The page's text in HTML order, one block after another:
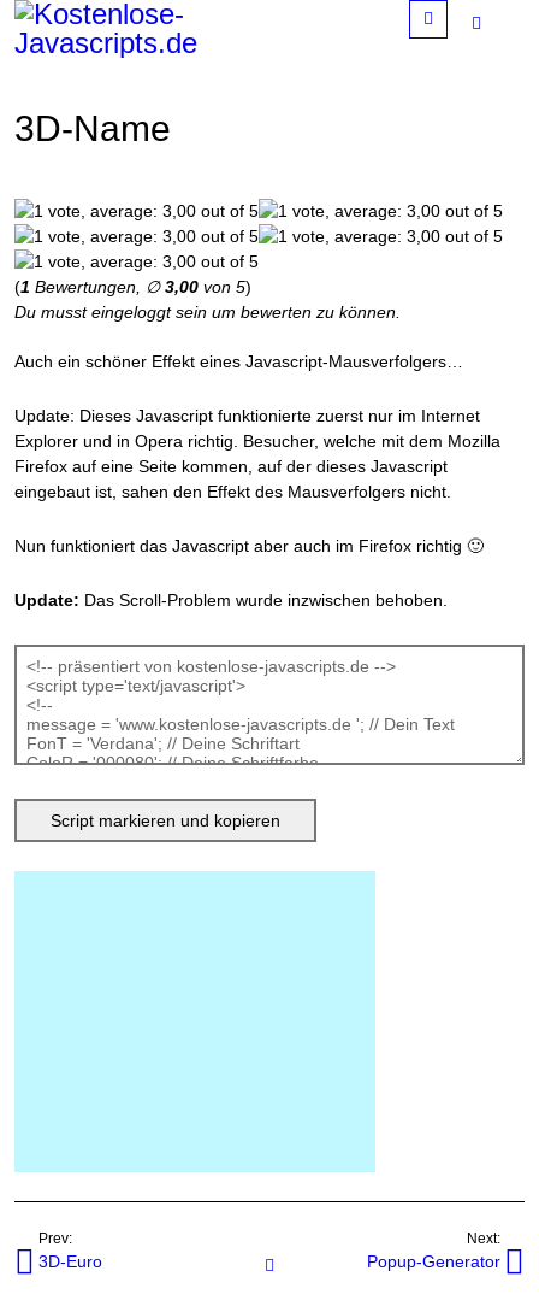
Menu
3D-Name
(1 Bewertungen, ∅3,00 von 5)
Du musst eingeloggt sein um bewerten zu können.
Auch ein schöner Effekt eines Javascript-Mausverfolgers…
Update: Dieses Javascript funktionierte zuerst nur im Internet
Explorer und in Opera richtig. Besucher, welche mit dem Mozilla
Firefox auf eine Seite kommen, auf der dieses Javascript
eingebaut ist, sahen den Effekt des Mausverfolgers nicht.
Nun funktioniert das Javascript aber auch im Firefox richtig 🙂
Update: Das Scroll-Problem wurde inzwischen behoben.
Prev:
3D-Euro Javascripts
Next:
Popup-Generator